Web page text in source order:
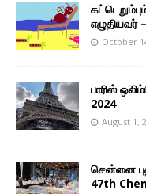
எழுதியவர்
October
பாரிஸ்
2024
August 1,
சென்னை
47th